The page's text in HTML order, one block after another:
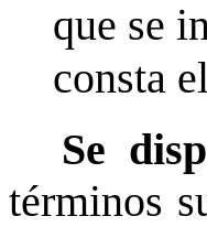
que se
consta
Se
términos